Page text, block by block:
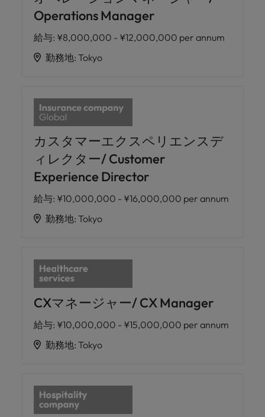
Operations Manager
給与: ¥8,000,000 - ¥12,000,000 per annum
勤務地: Tokyo
カスタマーエクスペリエンスデ
ィレクター/ Customer
Experience Director
給与: ¥10,000,000 - ¥16,000,000 per annum
勤務地: Tokyo
CXマネージャー/ CX Manager
給与: ¥10,000,000 - ¥15,000,000 per annum
勤務地: Tokyo